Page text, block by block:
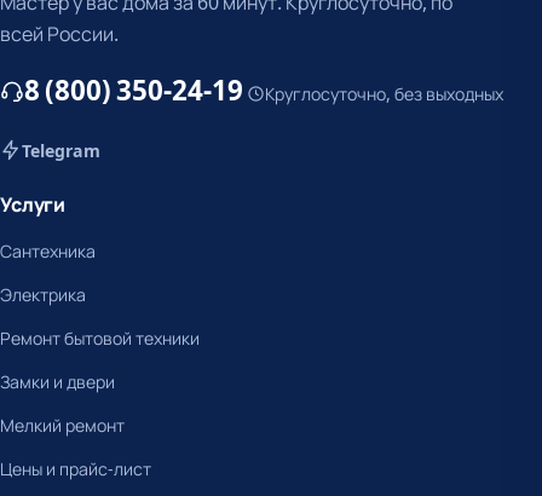
всей России.
8 (800) 350-24-19 Круглосуточно, без выходных
Telegram
Услуги
Сантехника
Электрика
Ремонт бытовой техники
Замки и двери
Мелкий ремонт
Цены и прайс-лист